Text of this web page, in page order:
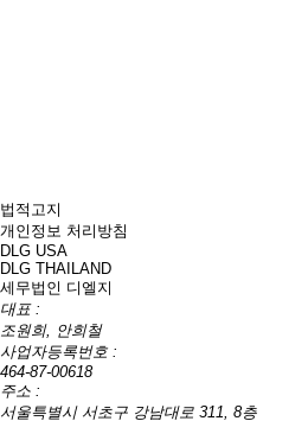
법적고지
개인정보 처리방침
DLG USA
DLG THAILAND
세무법인 디엘지
대표 :
조원희, 안희철
사업자등록번호 :
464-87-00618
주소 :
서울특별시 서초구 강남대로 311, 8층